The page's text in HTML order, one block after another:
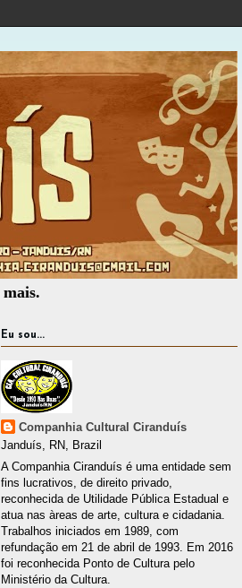
Eu sou...
Companhia Cultural Ciranduís
Janduís, RN, Brazil
A Companhia Ciranduís é uma entidade sem
fins lucrativos, de direito privado,
reconhecida de Utilidade Pública Estadual e
atua nas àreas de arte, cultura e cidadania.
Trabalhos iniciados em 1989, com
refundação em 21 de abril de 1993. Em 2016
foi reconhecida Ponto de Cultura pelo
Ministério da Cultura.